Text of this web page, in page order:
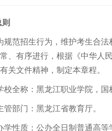
则
范招生行为，维护考生合法
、有序进行，根据《中华人
关文件精神，制定本章程。
全称：黑龙江职业学院，国
部门：黑龙江省教育厅。
性质：公办全日制普通高等